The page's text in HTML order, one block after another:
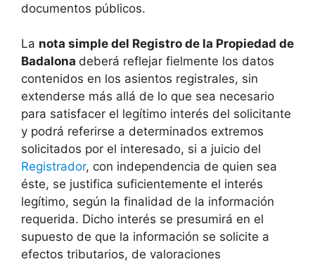
documentos públicos.
La nota simple del Registro de la Propiedad de
Badalona deberá reflejar fielmente los datos
contenidos en los asientos registrales, sin
extenderse más allá de lo que sea necesario
para satisfacer el legítimo interés del solicitante
y podrá referirse a determinados extremos
solicitados por el interesado, si a juicio del
Registrador, con independencia de quien sea
éste, se justifica suficientemente el interés
legítimo, según la finalidad de la información
requerida. Dicho interés se presumirá en el
supuesto de que la información se solicite a
efectos tributarios, de valoraciones